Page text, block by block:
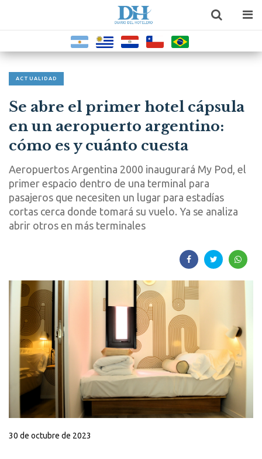
ACTUALIDAD
Se abre el primer hotel cápsula
en un aeropuerto argentino:
cómo es y cuánto cuesta
Aeropuertos Argentina 2000 inaugurará My Pod, el
primer espacio dentro de una terminal para
pasajeros que necesiten un lugar para estadías
cortas cerca donde tomará su vuelo. Ya se analiza
abrir otros en más terminales
30 de octubre de 2023